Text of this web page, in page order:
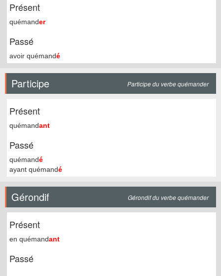
Présent
quémander
Passé
avoir quémandé
Participe Participe du verbe quémander
Présent
quémandant
Passé
quémandé
ayant quémandé
Gérondif Gérondif du verbe quémander
Présent
en quémandant
Passé